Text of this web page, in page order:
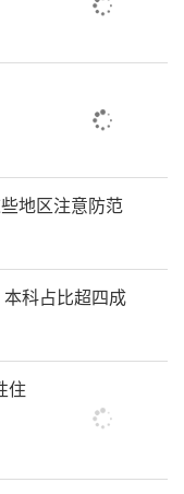
本人物传记，
10岁的时候，
读尽天下书，
“读读读，书
。读书要有出
的时候，“黄
了，仍然保持
地区注意防范
科占比超四成
住